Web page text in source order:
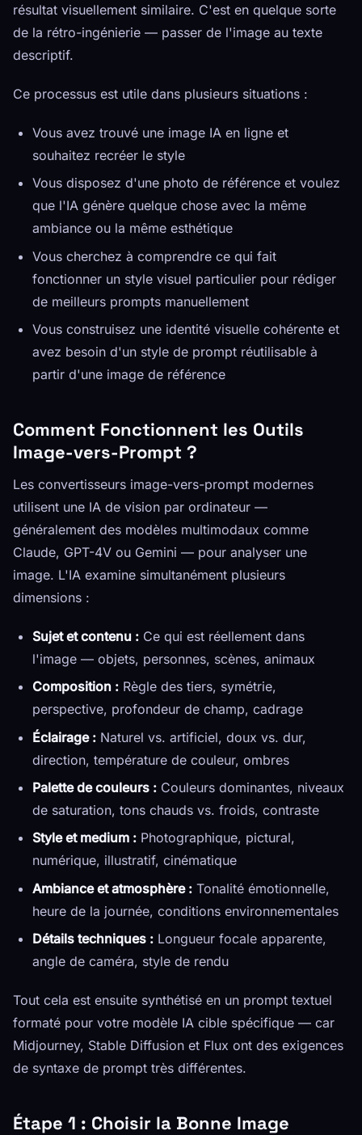
résultat visuellement similaire. C'est en quelque sorte
de la rétro-ingénierie — passer de l'image au texte
descriptif.
Ce processus est utile dans plusieurs situations :
Vous avez trouvé une image IA en ligne et
souhaitez recréer le style
Vous disposez d'une photo de référence et voulez
que l'IA génère quelque chose avec la même
ambiance ou la même esthétique
Vous cherchez à comprendre ce qui fait
fonctionner un style visuel particulier pour rédiger
de meilleurs prompts manuellement
Vous construisez une identité visuelle cohérente et
avez besoin d'un style de prompt réutilisable à
partir d'une image de référence
Comment Fonctionnent les Outils
Image-vers-Prompt ?
Les convertisseurs image-vers-prompt modernes
utilisent une IA de vision par ordinateur —
généralement des modèles multimodaux comme
Claude, GPT-4V ou Gemini — pour analyser une
image. L'IA examine simultanément plusieurs
dimensions :
Sujet et contenu : Ce qui est réellement dans
l'image — objets, personnes, scènes, animaux
Composition : Règle des tiers, symétrie,
perspective, profondeur de champ, cadrage
Éclairage : Naturel vs. artificiel, doux vs. dur,
direction, température de couleur, ombres
Palette de couleurs : Couleurs dominantes, niveaux
de saturation, tons chauds vs. froids, contraste
Style et medium : Photographique, pictural,
numérique, illustratif, cinématique
Ambiance et atmosphère : Tonalité émotionnelle,
heure de la journée, conditions environnementales
Détails techniques : Longueur focale apparente,
angle de caméra, style de rendu
Tout cela est ensuite synthétisé en un prompt textuel
formaté pour votre modèle IA cible spécifique — car
Midjourney, Stable Diffusion et Flux ont des exigences
de syntaxe de prompt très différentes.
Étape 1 : Choisir la Bonne Image